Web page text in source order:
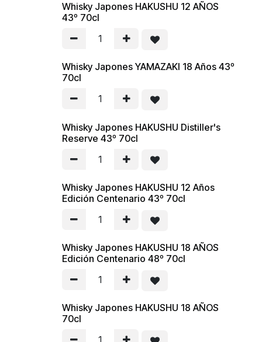
Whisky Japones HAKUSHU 12 AÑOS
43º 70cl
Whisky Japones YAMAZAKI 18 Años 43º
70cl
Whisky Japones HAKUSHU Distiller's
Reserve 43º 70cl
Whisky Japones HAKUSHU 12 Años
Edición Centenario 43º 70cl
Whisky Japones HAKUSHU 18 AÑOS
Edición Centenario 48º 70cl
Whisky Japones HAKUSHU 18 AÑOS
70cl